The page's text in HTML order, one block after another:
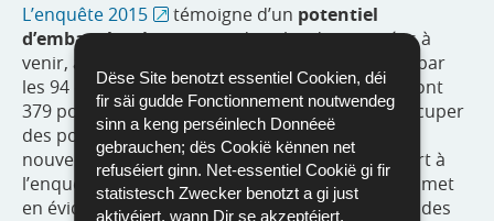
Dëse Site benotzt essentiel Cookien, déi
fir säi gudde Fonctionnement noutwendeg
sinn a keng perséinlech Donnéeë
gebrauchen; dës Cookië kënnen net
refuséiert ginn. Net-essentiel Cookië gi fir
statistesch Zwecker benotzt a gi just
aktivéiert, wann Dir se akzeptéiert.
L’enquête 2015
témoigne d’un potentiel
d’embauches importantdans les deux années à
venir, avec un total de 910 embauches prévues par
les 94 entreprises ayant participé à l’enquête, dont
379 pour remplacer des départs et 531 pour occuper
des postes pouvant être considérés comme
nouvellement créés. La comparaison par rapport à
l’enquête 2013 incite à l'optimisme en ce qu’elle met
en évidence une augmentation non négligeable des